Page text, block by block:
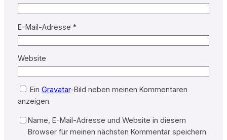
E-Mail-Adresse *
Website
Ein Gravatar-Bild neben meinen Kommentaren
anzeigen.
Name, E-Mail-Adresse und Website in diesem
Browser für meinen nächsten Kommentar speichern.